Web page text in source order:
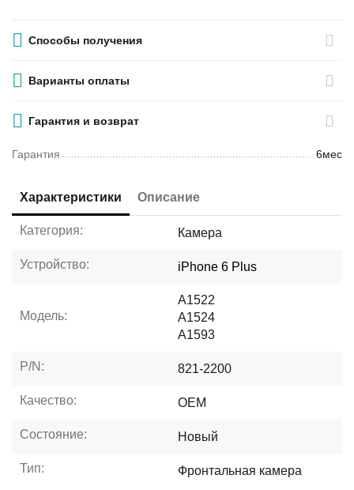
Способы получения
Варианты оплаты
Гарантия и возврат
Гарантия 6мес
Характеристики Описание
Категория: Камера
Устройство: iPhone 6 Plus
Модель:
A1522
A1524
A1593
P/N: 821-2200
Качество: OEM
Состояние: Новый
Тип: Фронтальная камера